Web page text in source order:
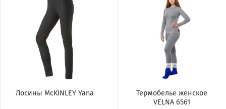
Лосины McKINLEY Yana
Термобелье женское
VELNA 6561